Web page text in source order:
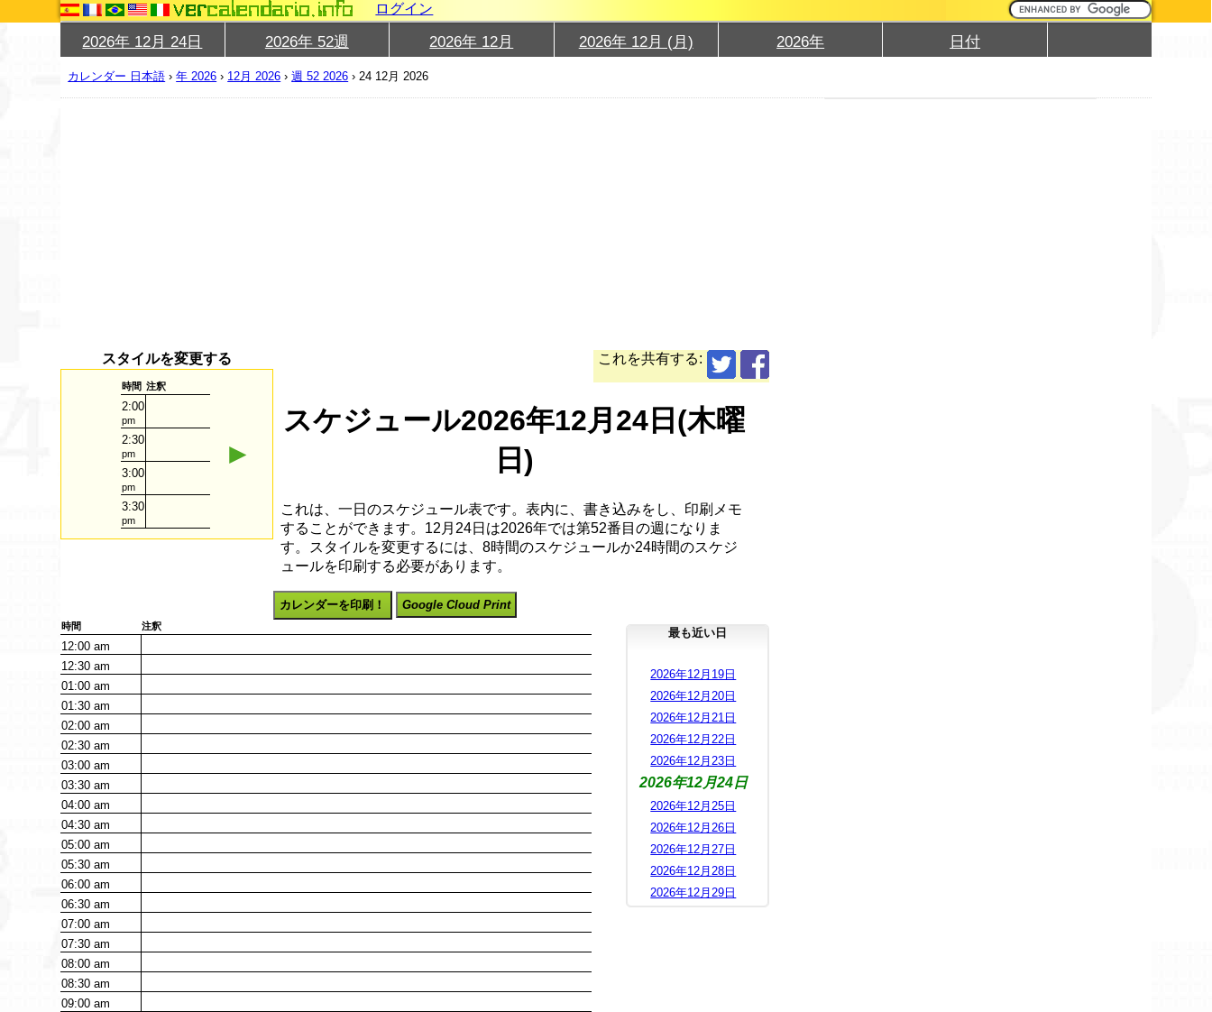
ログイン
2026年 12月 24日 2026年 52週 2026年 12月 2026年 12月 (月) 2026年 日付
カレンダー 日本語 ›年 2026 › 12月 2026 ›週 52 2026 ›24 12月 2026
これを共有する:
スタイルを変更する
時間 注釈
2:00
pm
2:30
pm
3:00
pm
3:30
pm
►
スケジュール2026年12月24日(木曜
日)
これは、一日のスケジュール表です。表内に、書き込みをし、印刷メモ
することができます。12月24日は2026年では第52番目の週になりま
す。スタイルを変更するには、8時間のスケジュールか24時間のスケジ
ュールを印刷する必要があります。
カレンダーを印刷！ Google Cloud Print
時間 注釈
12:00am
12:30am
01:00am
01:30am
02:00am
02:30am
03:00am
03:30am
04:00am
04:30am
05:00am
05:30am
06:00am
06:30am
07:00am
07:30am
08:00am
08:30am
09:00am
最も近い日
2026年12月19日
2026年12月20日
2026年12月21日
2026年12月22日
2026年12月23日
2026年12月24日
2026年12月25日
2026年12月26日
2026年12月27日
2026年12月28日
2026年12月29日